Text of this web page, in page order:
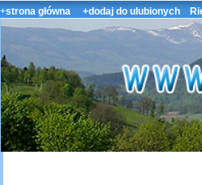
+strona główna +dodaj do ulubionych